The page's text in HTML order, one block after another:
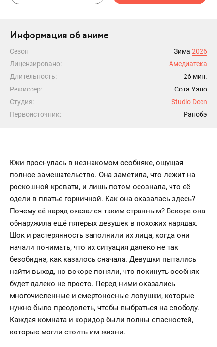
Информация об аниме
Сезон Зима 2026
Лицензировано:
Амедиатека
Длительность:
26 мин.
Режиссер:
Сота Уэно
Студия:
Studio Deen
Первоисточник:
Ранобэ
Юки проснулась в незнакомом особняке, ощущая
полное замешательство. Она заметила, что лежит на
роскошной кровати, и лишь потом осознала, что её
одели в платье горничной. Как она оказалась здесь?
Почему её наряд оказался таким странным? Вскоре она
обнаружила ещё пятерых девушек в похожих нарядах.
Шок и растерянность заполнили их лица, когда они
начали понимать, что их ситуация далеко не так
безобидна, как казалось сначала. Девушки пытались
найти выход, но вскоре поняли, что покинуть особняк
будет далеко не просто. Перед ними оказались
многочисленные и смертоносные ловушки, которые
нужно было преодолеть, чтобы выбраться на свободу.
Каждая комната и коридор были полны опасностей,
которые могли стоить им жизни.